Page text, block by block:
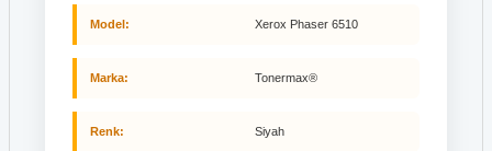
Model: Xerox Phaser 6510
Marka: Tonermax®
Renk: Siyah